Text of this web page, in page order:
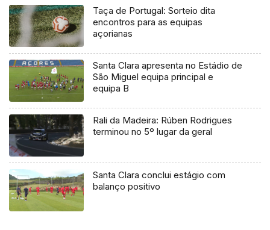
Taça de Portugal: Sorteio dita
encontros para as equipas
açorianas
Santa Clara apresenta no Estádio de
São Miguel equipa principal e
equipa B
Rali da Madeira: Rúben Rodrigues
terminou no 5º lugar da geral
Santa Clara conclui estágio com
balanço positivo